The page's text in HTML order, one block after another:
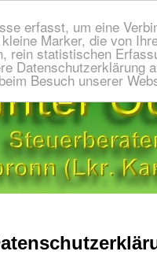
erfasst, um eine
Marker, die von
statistischen
Besuch unserer